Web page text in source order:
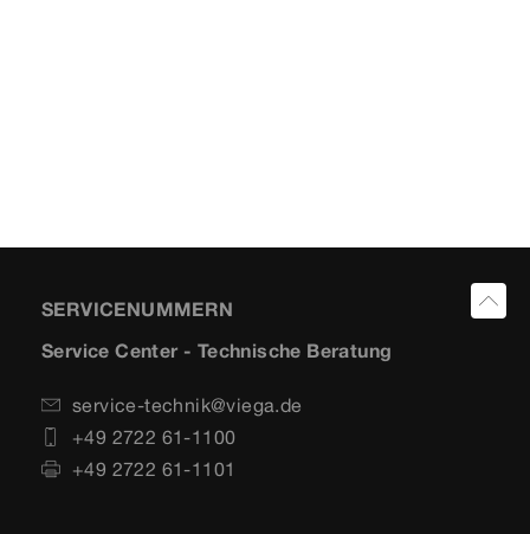
SERVICENUMMERN
Service Center - Technische Beratung
service-technik@viega.de
+49 2722 61-1100
+49 2722 61-1101